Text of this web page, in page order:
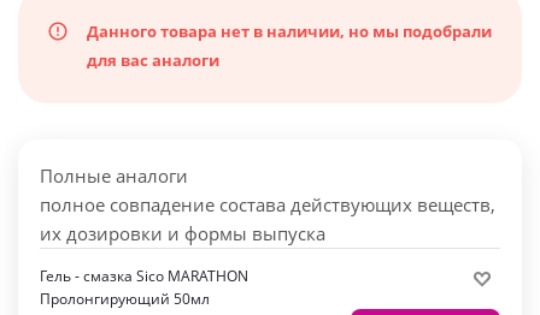
Данного товара нет в наличии, но мы подобрали
для вас аналоги
Полные аналоги
полное совпадение состава действующих веществ,
их дозировки и формы выпуска
Гель - смазка Sico MARATHON
Пролонгирующий 50мл